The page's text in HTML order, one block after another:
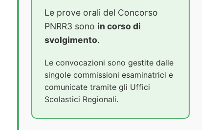
Le prove orali del Concorso
PNRR3 sono in corso di
svolgimento.
Le convocazioni sono gestite dalle
singole commissioni esaminatrici e
comunicate tramite gli Uffici
Scolastici Regionali.